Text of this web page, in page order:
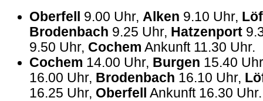
Oberfell
9.00 Uhr, Alken 9.10 Uhr, Löf
Brodenbach 9.25 Uhr, Hatzenport
9.50 Uhr, Cochem Ankunft 11.30 Uhr.
Cochem 14.00 Uhr, Burgen 15.40
16.00 Uhr, Brodenbach 16.10 Uhr,
16.25 Uhr, Oberfell Ankunft 16.30 Uhr.